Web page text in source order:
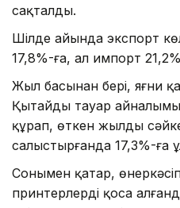
сақталды.
Шілде айында экспорт
17,8%-ға, ал импорт
Жыл басынан бері, яғни
Қытайдың тауар
құрап, өткен жылдың
салыстырғанда 17,3%-ға
Сонымен қатар,
принтерлерді қоса